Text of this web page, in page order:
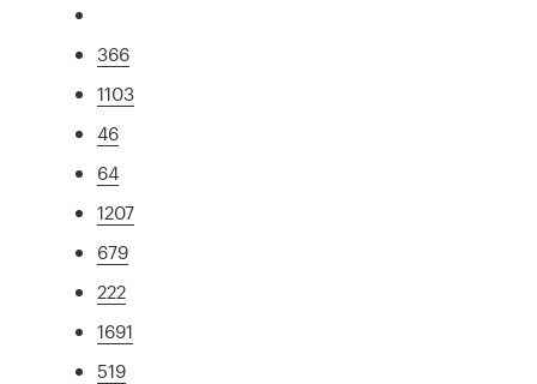
366
1103
46
64
1207
679
222
1691
519